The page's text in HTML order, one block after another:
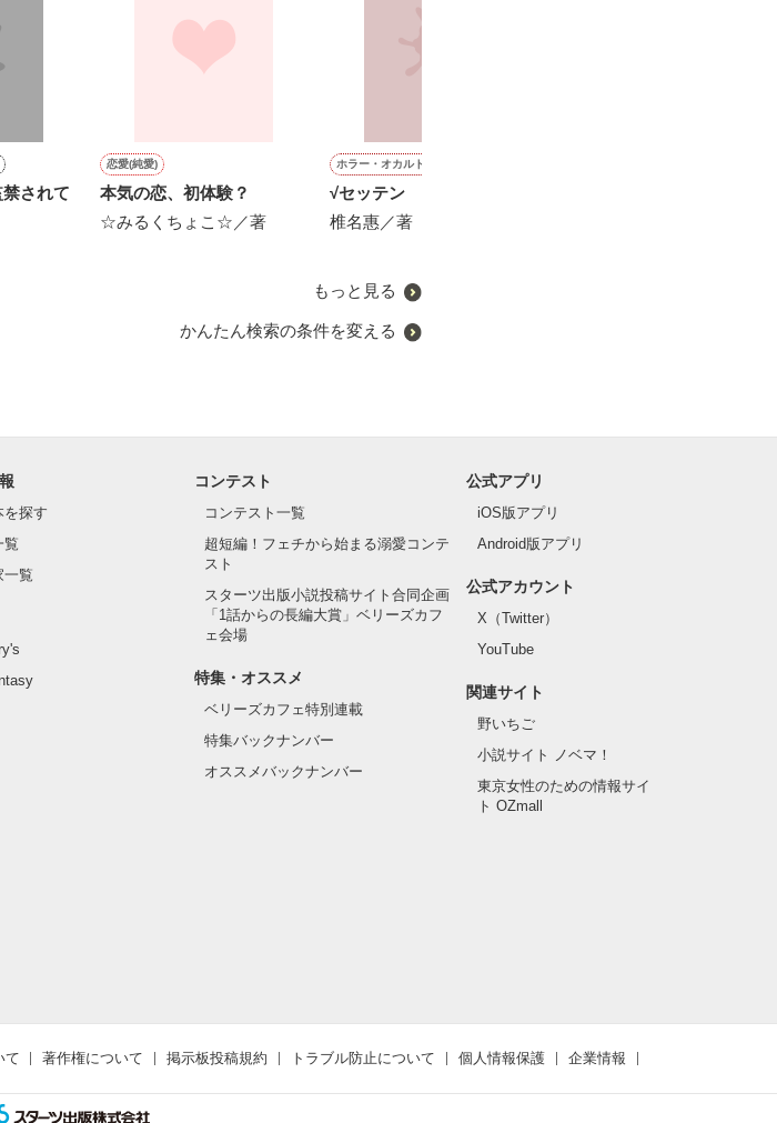
ったら読んで頂けると嬉しいです。
されて
恋愛(純愛)
本気の恋、初体験？
☆みるくちょこ☆／著
ホラー・オカルト
√セッテン
椎名惠／著
もっと見る
かんたん検索の条件を変える
を探す
覧
一覧
コンテスト
コンテスト一覧
超短編！フェチから始まる溺愛コンテ
スト
スターツ出版小説投稿サイト合同企画
「1話からの長編大賞」ベリーズカフ
ェ会場
特集・オススメ
ベリーズカフェ特別連載
特集バックナンバー
オススメバックナンバー
公式アプリ
iOS版アプリ
Android版アプリ
公式アカウント
X（Twitter）
YouTube
関連サイト
野いちご
小説サイト ノベマ！
東京女性のための情報サイ
ト OZmall
て 著作権について 掲示板投稿規約 トラブル防止について 個人情報保護 企業情報